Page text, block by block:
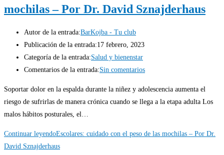
mochilas – Por Dr. David Sznajderhaus
Autor de la entrada:BarKojba - Tu club
Publicación de la entrada:17 febrero, 2023
Categoría de la entrada:Salud y bienenstar
Comentarios de la entrada:Sin comentarios
Soportar dolor en la espalda durante la niñez y adolescencia aumenta el
riesgo de sufrirlas de manera crónica cuando se llega a la etapa adulta Los
malos hábitos posturales, el…
Continuar leyendoEscolares: cuidado con el peso de las mochilas – Por Dr.
David Sznajderhaus